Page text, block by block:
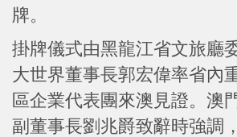
牌。
掛牌儀式由黑龍江省文旅廳
大世界董事長郭宏偉率省內
區企業代表團來澳見證。澳
副董事長劉兆爵致辭時強調